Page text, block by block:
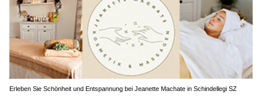
Erleben Sie Schönheit und Entspannung bei Jeanette Machate in Schindellegi SZ